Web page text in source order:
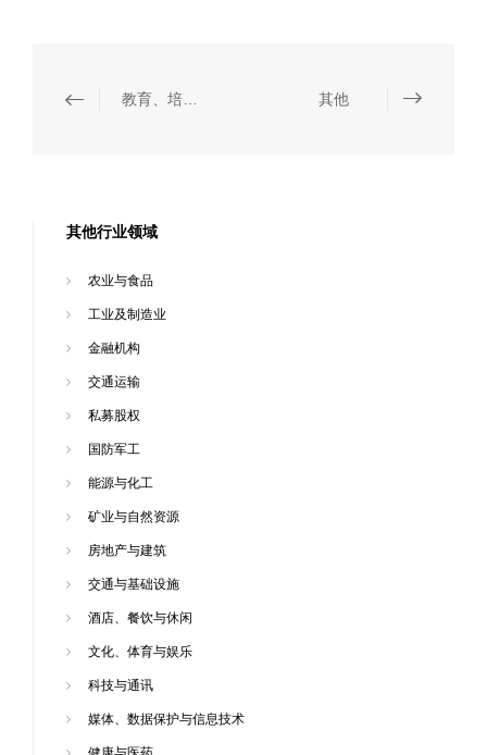
其他
其他行业领域
农业与食品
工业及制造业
金融机构
交通运输
私募股权
国防军工
能源与化工
矿业与自然资源
房地产与建筑
交通与基础设施
酒店、餐饮与休闲
文化、体育与娱乐
科技与通讯
媒体、数据保护与信息技术